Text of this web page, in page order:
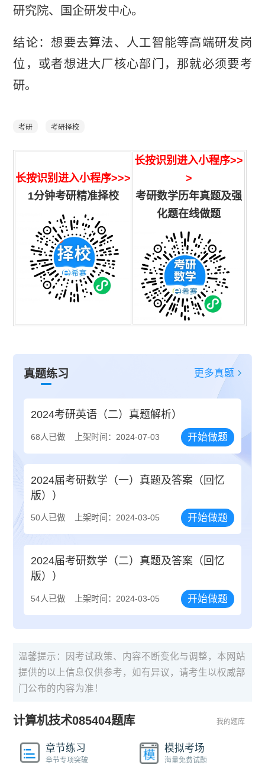
研究院、国企研发中心。
结论：想要去算法、人工智能等高端研发岗
位，或者想进大厂核心部门，那就必须要考
研。
考研 考研择校
长按识别进入小程序>>>
1分钟考研精准择校
长按识别进入小程序>>
>
考研数学历年真题及强
化题在线做题
真题练习 更多真题
2024考研英语（二）真题解析）
68人已做 上架时间：2024-07-03 开始做题
2024届考研数学（一）真题及答案（回忆
版））
50人已做 上架时间：2024-03-05 开始做题
2024届考研数学（二）真题及答案（回忆
版））
54人已做 上架时间：2024-03-05 开始做题
温馨提示：因考试政策、内容不断变化与调整，本网站
提供的以上信息仅供参考，如有异议，请考生以权威部
门公布的内容为准！
计算机技术085404题库 我的题库
章节练习
章节专项突破
模拟考场
海量免费试题